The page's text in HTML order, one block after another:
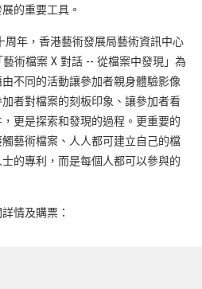
的重要工具。
年，香港藝術發展局藝術資訊中心
術檔案 X 對話 -- 從檔案中發現」為
不同的活動讓參加者親身體驗影像
者對檔案的刻板印象、讓參加者看
更是探索和發現的過程。更重要的
藝術檔案、人人都可建立自己的檔
的專利，而是每個人都可以參與的
情及購票：